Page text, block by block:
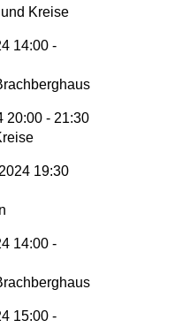
Kreise
14:00 -
20:00 - 21:30
19:30
14:00 -
15:00 -